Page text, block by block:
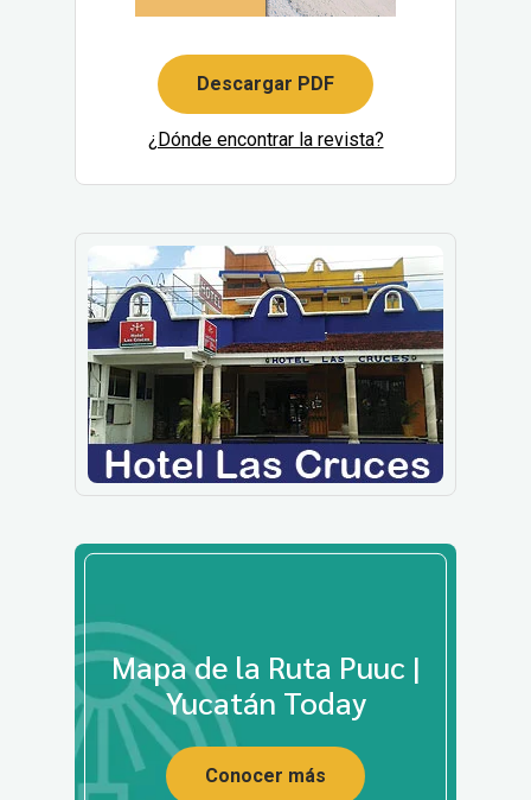
Descargar PDF
¿Dónde encontrar la revista?
Mapa de la Ruta Puuc |
Yucatán Today
Conocer más